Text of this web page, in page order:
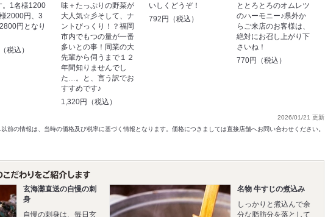
。1名様1200
2000円、3
円となり
税込）
味＋たっぷりの野菜が
大人気☆彡そして、ナ
ントびっくり！？福岡
市内でもつの量が一番
多いとの事！同業の大
先輩から伺うまで１２
年間知りませんでし
た…。と、言う訳でお
すすめです♪
1,320円（税込）
いしくどうぞ！
792円（税込）
ととろとろのオムレツ
のハーモニー♪県外か
らご来店のお客様は、
絶対にお召し上がり下
さいね！
770円（税込）
2026/01/21 更新
前の情報は、当時の価格及び税率に基づく情報となります。価格につきましては直接店舗へお問い合わせください。
玄海灘直送の自慢の刺
身
自慢の刺身は、毎日玄
名物 牛すじの煮込み
しっかりと煮込んで余
分な脂肪分を落として